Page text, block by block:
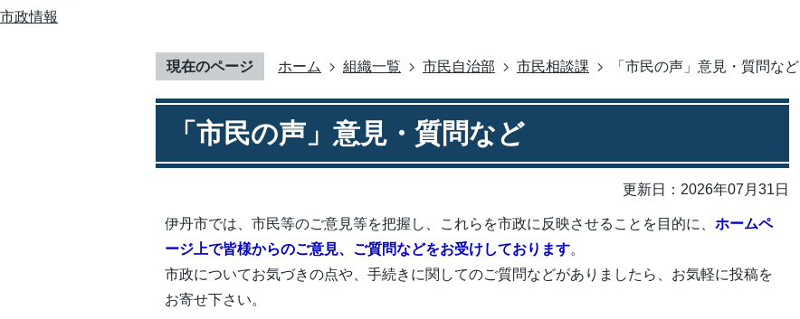
市政情報
現在のページ ホーム 組織一覧 市民自治部 市民相談課 「市民の声」意見・質問など
「市民の声」意見・質問など
更新日：2026年07月31日
伊丹市では、市民等のご意見等を把握し、これらを市政に反映させることを目的に、 ホームペ
ージ上で皆様からのご意見、ご質問などをお受けしております。
市政についてお気づきの点や、手続きに関してのご質問などがありましたら、お気軽に投稿を
お寄せ下さい。